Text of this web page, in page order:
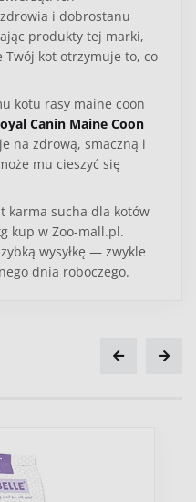
i dobrostanu
produkty tej marki,
Twój kot otrzymuje to, co
kotu rasy maine coon
Canin Maine Coon
na zdrową, smaczną i
mu cieszyć się
karma sucha dla kotów
kup w Zoo-mall.pl.
wysyłkę — zwykle
dnia roboczego.